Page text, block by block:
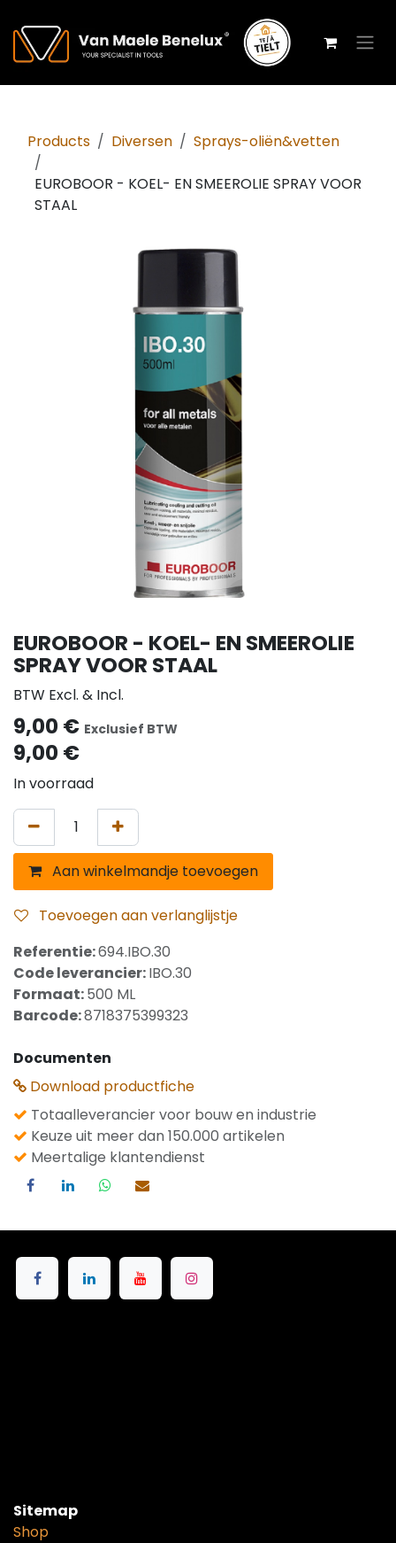
Products Diversen Sprays-oliën&vetten
EUROBOOR - KOEL- EN SMEEROLIE SPRAY VOOR
STAAL
EUROBOOR - KOEL- EN SMEEROLIE
SPRAY VOOR STAAL
BTW Excl. & Incl.
9,00 € Exclusief BTW
9,00 €
In voorraad
Aan winkelmandje toevoegen
Toevoegen aan verlanglijstje
Referentie:694.IBO.30
Code leverancier:IBO.30
Formaat:500 ML
Barcode:8718375399323
Documenten
Download productfiche
Totaalleverancier voor bouw en industrie
Keuze uit meer dan 150.000 artikelen
Meertalige klantendienst
Sitemap
Shop